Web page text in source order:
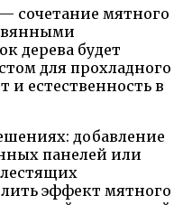
сочетание мятного
дерева будет
для прохладного
и естественность в
добавление
панелей или
эффект мятного